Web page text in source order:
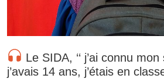
Le SIDA, ‘‘ j’ai connu
j’avais 14 ans, j’étais en